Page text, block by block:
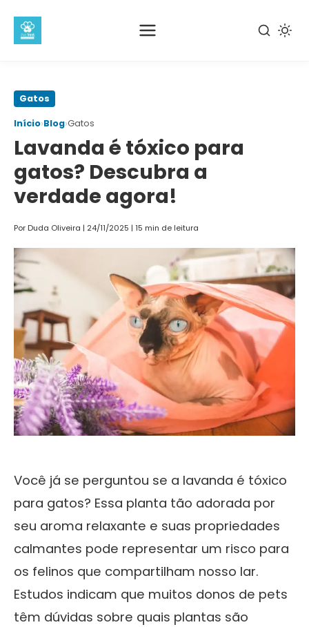
Pular
conteúdo
principal
Gatos
Início›Blog›Gatos
Lavanda é tóxico para
gatos? Descubra a
verdade agora!
Por Duda Oliveira | 24/11/2025 | 15 min de leitura
Você já se perguntou se a lavanda é tóxico
para gatos? Essa planta tão adorada por
seu aroma relaxante e suas propriedades
calmantes pode representar um risco para
os felinos que compartilham nosso lar.
Estudos indicam que muitos donos de pets
têm dúvidas sobre quais plantas são